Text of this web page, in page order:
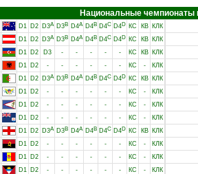
Национальные чемпионаты
D1 D2 D3A D3B D4A D4B D4C D4D КС КВ КЛК
D1 D2 D3A D3B D4A D4B D4C D4D КС КВ КЛК
D1 D2 D3 - - - - - КС КВ КЛК
D1 D2 - - - - - - КС - КЛК
D1 D2 D3A D3B D4A D4B D4C D4D КС КВ КЛК
D1 D2 - - - - - - КС - КЛК
D1 D2 - - - - - - КС - КЛК
D1 D2 - - - - - - КС - КЛК
D1 D2 D3A D3B D4A D4B D4C D4D КС КВ КЛК
D1 D2 - - - - - - КС - КЛК
D1 D2 - - - - - - КС - КЛК
D1 D2 - - - - - - КС - КЛК